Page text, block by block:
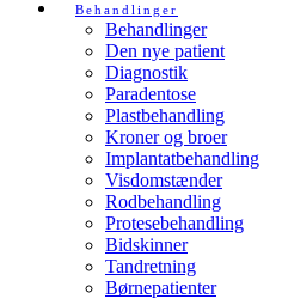
Behandlinger
Behandlinger
Den nye patient
Diagnostik
Paradentose
Plastbehandling
Kroner og broer
Implantatbehandling
Visdomstænder
Rodbehandling
Protesebehandling
Bidskinner
Tandretning
Børnepatienter